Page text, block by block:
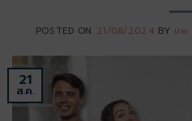
POSTED ON 21/08/2024 BY นพ
21
ส.ค.